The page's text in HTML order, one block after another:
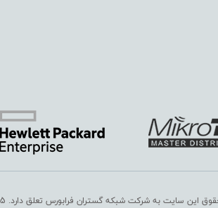
این سایت بهشرکت شبکه گستران فرابورس تعلق دارد. Copyright © 2016 – 2025